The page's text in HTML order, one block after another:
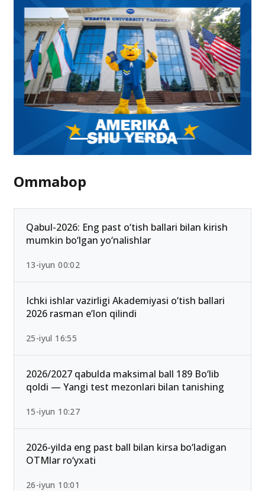
Ommabop
Qabul-2026: Eng past o‘tish ballari bilan kirish
mumkin bo‘lgan yo‘nalishlar
13-iyun 00:02
Ichki ishlar vazirligi Akademiyasi o‘tish ballari
2026 rasman e’lon qilindi
25-iyul 16:55
2026/2027 qabulda maksimal ball 189 Bo‘lib
qoldi — Yangi test mezonlari bilan tanishing
15-iyun 10:27
2026-yilda eng past ball bilan kirsa bo‘ladigan
OTMlar ro‘yxati
26-iyun 10:01